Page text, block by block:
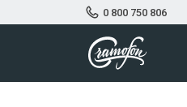
0 800 750 806